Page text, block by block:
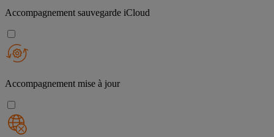
Accompagnement sauvegarde iCloud
Accompagnement mise à jour